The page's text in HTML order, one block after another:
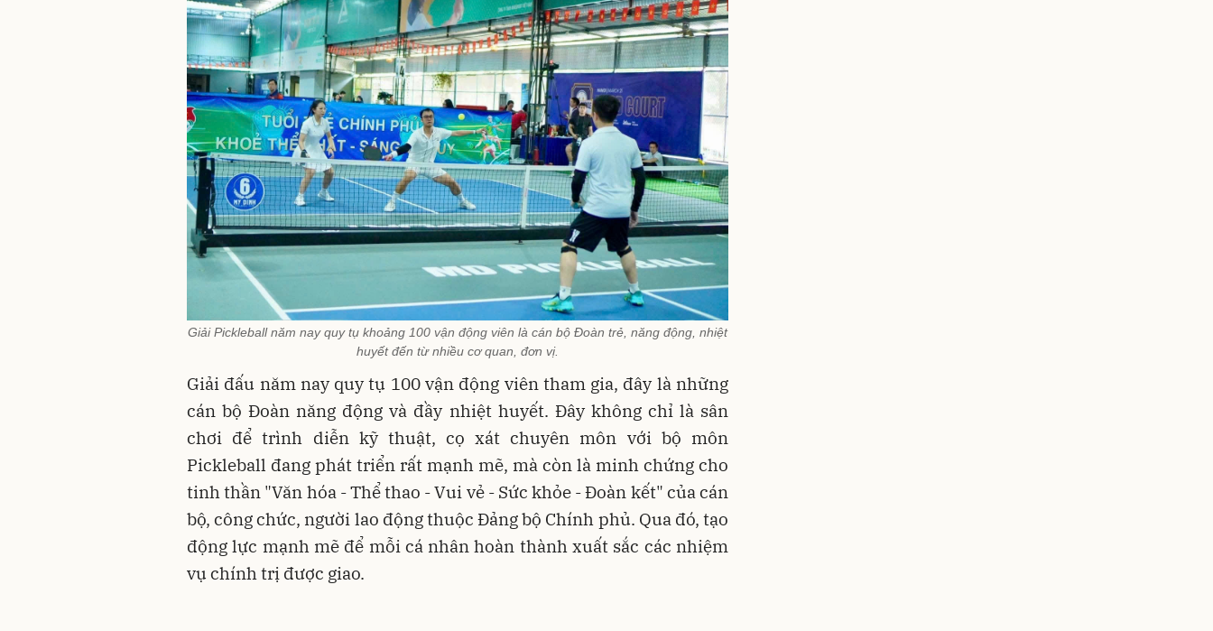
Giải Pickleball năm nay quy tụ khoảng 100 vận động viên là cán bộ Đoàn trẻ, năng động, nhiệt
huyết đến từ nhiều cơ quan, đơn vị.
Giải đấu năm nay quy tụ 100 vận động viên tham gia, đây là những
cán bộ Đoàn năng động và đầy nhiệt huyết. Đây không chỉ là sân
chơi để trình diễn kỹ thuật, cọ xát chuyên môn với bộ môn
Pickleball đang phát triển rất mạnh mẽ, mà còn là minh chứng cho
tinh thần "Văn hóa - Thể thao - Vui vẻ - Sức khỏe - Đoàn kết" của cán
bộ, công chức, người lao động thuộc Đảng bộ Chính phủ. Qua đó, tạo
động lực mạnh mẽ để mỗi cá nhân hoàn thành xuất sắc các nhiệm
vụ chính trị được giao.